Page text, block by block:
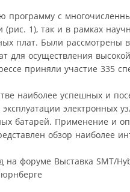
программу с
1), так и в рамках
плат. Были
для осуществления
приняли участие 335
наиболее успешных и
электронных
батарей. Применение и
обзор наиболее